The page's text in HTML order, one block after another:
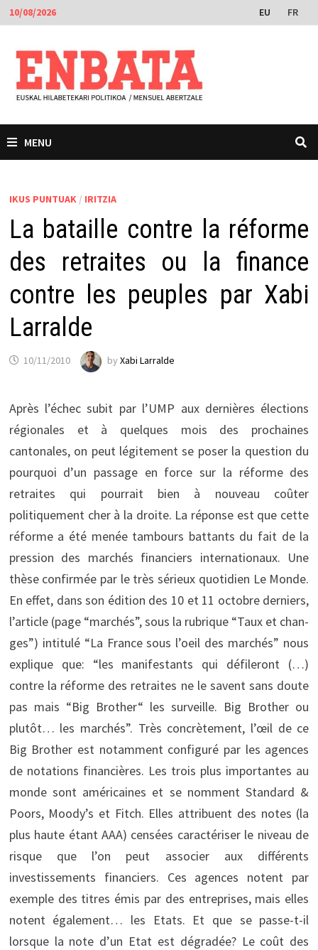
Skip
to
content
10/08/2026 EU FR
MENU
IKUS PUNTUAK / IRITZIA
La bataille contre la réforme
des retraites ou la finance
contre les peuples par Xabi
Larralde
10/11/2010 by Xabi Larralde
Après l’échec subit par l’UMP aux dernières élections
régionales et à quelques mois des prochaines
cantonales, on peut légitement se poser la question du
pourquoi d’un passage en force sur la réforme des
retraites qui pourrait bien à nouveau coûter
politiquement cher à la droite. La réponse est que cette
réforme a été menée tambours battants du fait de la
pression des marchés financiers internationaux. Une
thèse confirmée par le très sérieux quotidien Le Monde.
En effet, dans son édition des 10 et 11 octobre derniers,
l’article (page “marchés”, sous la rubrique “Taux et chan-
ges”) intitulé “La France sous l’oeil des marchés” nous
explique que: “les manifestants qui défileront (…)
contre la réforme des retraites ne le savent sans doute
pas mais “Big Brother“ les surveille. Big Brother ou
plutôt… les marchés”. Très concrètement, l’œil de ce
Big Brother est notamment configuré par les agences
de notations financières. Les trois plus importantes au
monde sont américaines et se nomment Standard &
Poors, Moody’s et Fitch. Elles attribuent des notes (la
plus haute étant AAA) censées caractériser le niveau de
risque que l’on peut associer aux différents
investissements financiers. Ces agences notent par
exemple des titres émis par des entreprises, mais elles
notent également… les Etats. Et que se passe-t-il
lorsque la note d’un Etat est dégradée? Le coût des